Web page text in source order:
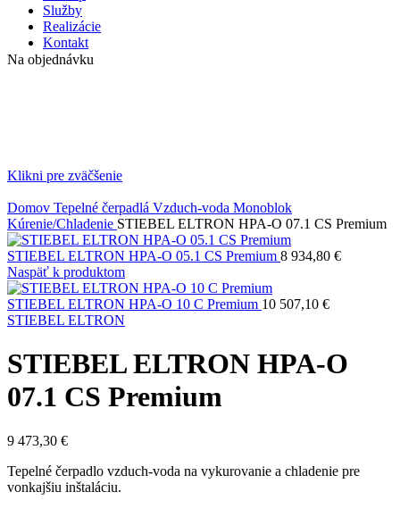
Služby
Realizácie
Kontakt
Na objednávku
Klikni pre zväčšenie
Domov Tepelné čerpadlá Vzduch-voda Monoblok
Kúrenie/Chladenie STIEBEL ELTRON HPA-O 07.1 CS Premium
STIEBEL ELTRON HPA-O 05.1 CS Premium 8 934,80 €
Naspäť k produktom
STIEBEL ELTRON HPA-O 10 C Premium 10 507,10 €
STIEBEL ELTRON
STIEBEL ELTRON HPA-O
07.1 CS Premium
9 473,30 €
Tepelné čerpadlo vzduch-voda na vykurovanie a chladenie pre
vonkajšiu inštaláciu.